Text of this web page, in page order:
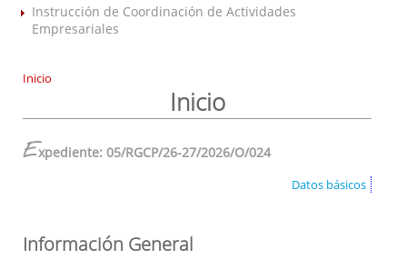
Instrucción de Coordinación de Actividades
Empresariales
Inicio
Inicio
Expediente: 05/RGCP/26-27/2026/O/024
Datos básicos
Información General